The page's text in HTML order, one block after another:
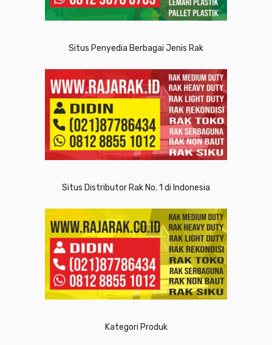
Situs Penyedia Berbagai Jenis Rak
Situs Distributor Rak No. 1 di Indonesia
Kategori Produk